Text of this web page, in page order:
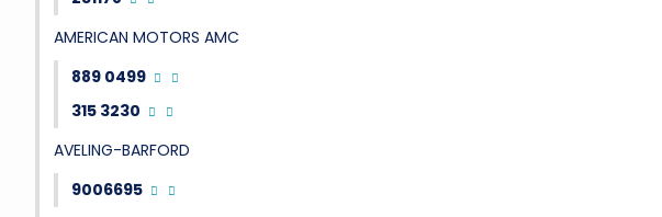
AMERICAN MOTORS AMC
889 0499
315 3230
AVELING-BARFORD
9006695